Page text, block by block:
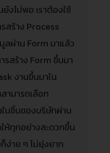
งไม่พอ เราต้องใช้
สร้าง Process
ลผ่าน Form มาแล้ว
รสร้าง Form ขึ้นมา
งานขึ้นมาใน
ามารถเลือก
นชิ้นของบริษัทผ่าน
ห้ทุกอย่างสะดวกขึ้น
ง่าย ๆ ไม่ยุ่งยาก